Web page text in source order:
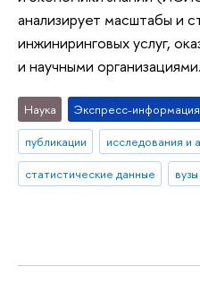
анализирует масштабы и
инжиниринговых услуг,
и научными организациями.
Наука Экспресс-информация
публикации
исследования и
статистические данные
вузы